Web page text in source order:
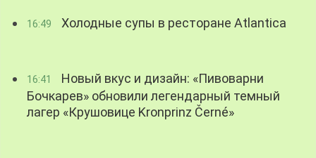
16:49 Холодные супы в ресторане Atlantica
16:41
Новый вкус и дизайн: «Пивоварни
Бочкарев» обновили легендарный темный
лагер «Крушовице Kronprinz Černé»